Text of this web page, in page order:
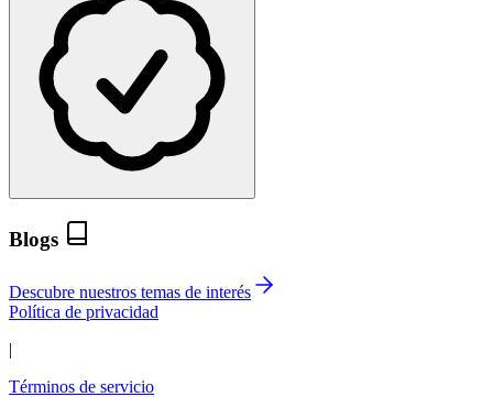
Blogs
Descubre nuestros temas de interés
Política de privacidad
|
Términos de servicio